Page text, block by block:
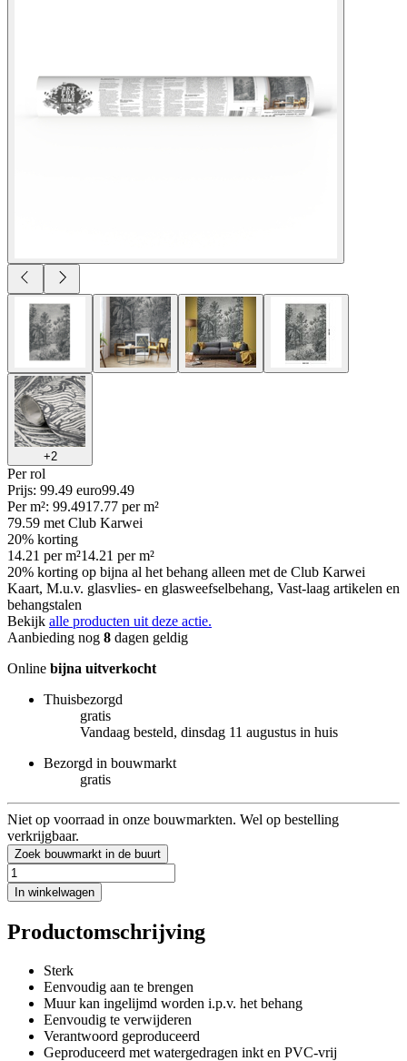
+2
Per rol
Prijs: 99.49 euro99.49
Per m²: 99.4917.77 per m²
79.59 met Club Karwei
20% korting
14.21 per m²14.21 per m²
20% korting op bijna al het behang alleen met de Club Karwei
Kaart, M.u.v. glasvlies- en glasweefselbehang, Vast-laag artikelen en
behangstalen
Bekijk alle producten uit deze actie.
Aanbieding nog 8 dagen geldig
Online bijna uitverkocht
Thuisbezorgd
gratis
Vandaag besteld, dinsdag 11 augustus in huis
Bezorgd in bouwmarkt
gratis
Niet op voorraad in onze bouwmarkten. Wel op bestelling
verkrijgbaar.
Zoek bouwmarkt in de buurt
In winkelwagen
Productomschrijving
Sterk
Eenvoudig aan te brengen
Muur kan ingelijmd worden i.p.v. het behang
Eenvoudig te verwijderen
Verantwoord geproduceerd
Geproduceerd met watergedragen inkt en PVC-vrij